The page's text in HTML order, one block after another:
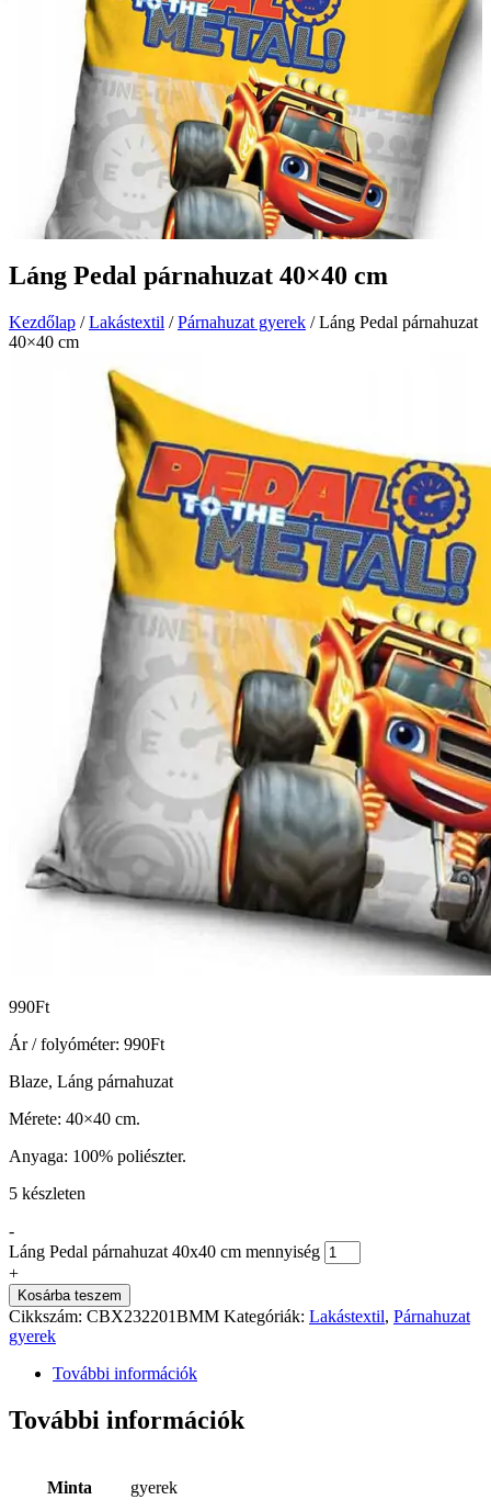
Láng Pedal párnahuzat 40×40 cm
Kezdőlap /Lakástextil /Párnahuzat gyerek / Láng Pedal párnahuzat
40×40 cm
990Ft
Ár / folyóméter: 990Ft
Blaze, Láng párnahuzat
Mérete: 40×40 cm.
Anyaga: 100% poliészter.
5 készleten
-
Láng Pedal párnahuzat 40x40 cm mennyiség
+
Kosárba teszem
Cikkszám: CBX232201BMM Kategóriák: Lakástextil, Párnahuzat
gyerek
További információk
További információk
Minta gyerek